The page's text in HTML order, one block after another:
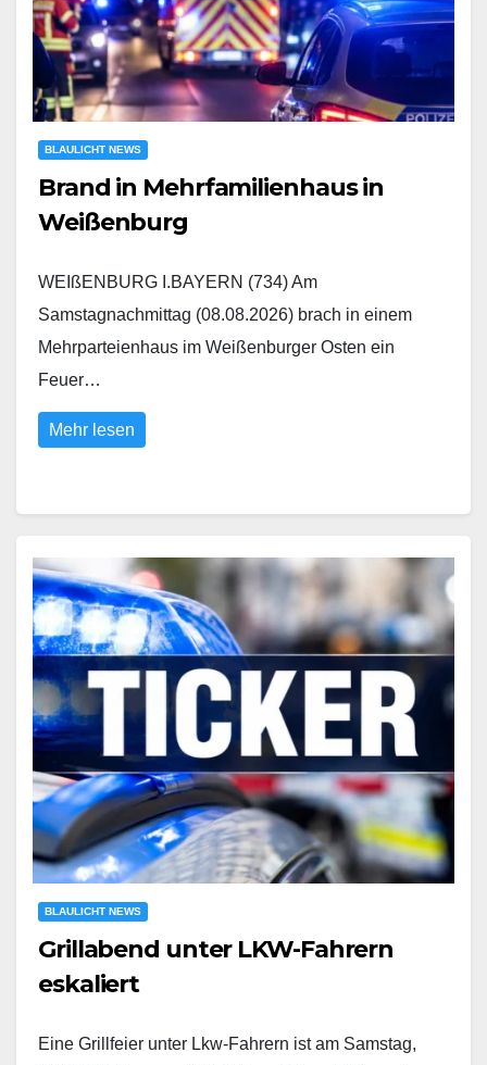
BLAULICHT NEWS
Brand in Mehrfamilienhaus in
Weißenburg
WEIßENBURG I.BAYERN (734) Am
Samstagnachmittag (08.08.2026) brach in einem
Mehrparteienhaus im Weißenburger Osten ein
Feuer…
Mehr lesen
BLAULICHT NEWS
Grillabend unter LKW-Fahrern
eskaliert
Eine Grillfeier unter Lkw-Fahrern ist am Samstag,